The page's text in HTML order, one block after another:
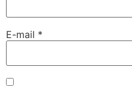
E-mail *